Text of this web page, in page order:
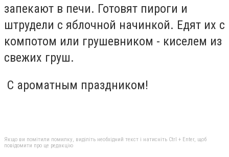
запекают в печи. Готовят пироги и
штрудели с яблочной начинкой. Едят их с
компотом или грушевником - киселем из
свежих груш.
С ароматным праздником!
Якщо ви помітили помилку, виділіть необхідний текст і натисніть Ctrl + Enter, щоб
повідомити про це редакцію